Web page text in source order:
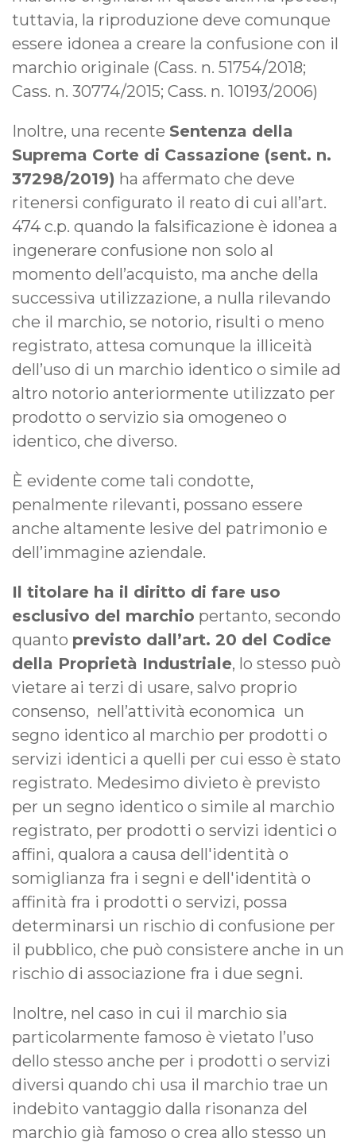
tuttavia, la riproduzione deve comunque
essere idonea a creare la confusione con il
marchio originale (Cass. n. 51754/2018;
Cass. n. 30774/2015; Cass. n. 10193/2006)
Inoltre, una recente Sentenza della
Suprema Corte di Cassazione (sent. n.
37298/2019) ha affermato che deve
ritenersi configurato il reato di cui all’art.
474 c.p. quando la falsificazione è idonea a
ingenerare confusione non solo al
momento dell’acquisto, ma anche della
successiva utilizzazione, a nulla rilevando
che il marchio, se notorio, risulti o meno
registrato, attesa comunque la illiceità
dell’uso di un marchio identico o simile ad
altro notorio anteriormente utilizzato per
prodotto o servizio sia omogeneo o
identico, che diverso.
È evidente come tali condotte,
penalmente rilevanti, possano essere
anche altamente lesive del patrimonio e
dell’immagine aziendale.
Il titolare ha il diritto di fare uso
esclusivo del marchio pertanto, secondo
quanto previsto dall’art. 20 del Codice
della Proprietà Industriale, lo stesso può
vietare ai terzi di usare, salvo proprio
consenso, nell’attività economica un
segno identico al marchio per prodotti o
servizi identici a quelli per cui esso è stato
registrato. Medesimo divieto è previsto
per un segno identico o simile al marchio
registrato, per prodotti o servizi identici o
affini, qualora a causa dell'identità o
somiglianza fra i segni e dell'identità o
affinità fra i prodotti o servizi, possa
determinarsi un rischio di confusione per
il pubblico, che può consistere anche in un
rischio di associazione fra i due segni.
Inoltre, nel caso in cui il marchio sia
particolarmente famoso è vietato l’uso
dello stesso anche per i prodotti o servizi
diversi quando chi usa il marchio trae un
indebito vantaggio dalla risonanza del
marchio già famoso o crea allo stesso un